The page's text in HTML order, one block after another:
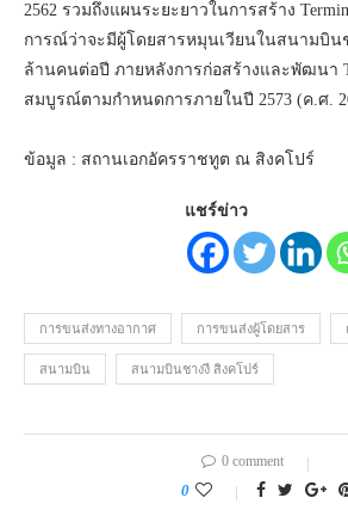
2562 รวมถึงแผนระยะยาวในการสร้าง
การณ์ว่าจะมีผู้โดยสารหมุนเวียนในสนามบิน
ล้านคนต่อปี ภายหลังการก่อสร้างและพัฒนา
สมบูรณ์ตามกำหนดการภายในปี 2573 (ค.ศ.
ข้อมูล : สถานเอกอัครราชทูต ณ สิงคโปร์
แชร์ข่าว
การขนส่งทางอากาศ การขนส่งผู้โดยสาร
สนามบิน สนามบินชางงี สิงคโปร์
0 comment
0